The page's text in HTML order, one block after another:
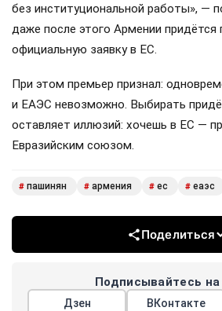
без институциональной работы», —
даже после этого Армении придётся
официальную заявку в ЕС.
При этом премьер признал:
и ЕАЭС невозможно. Выбирать
оставляет иллюзий: хочешь в ЕС —
Евразийским союзом.
# пашинян # армения # ес # еаэс
Поделиться
Подписывайтесь на
Дзен ВКонтакте